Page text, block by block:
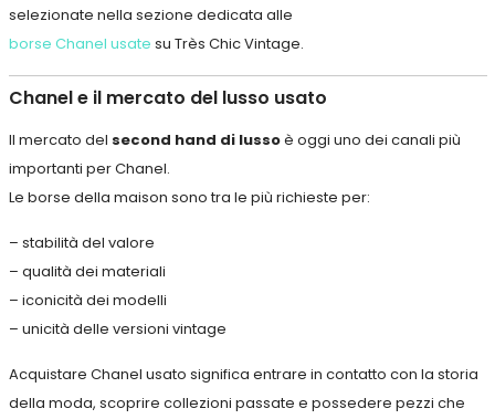
selezionate nella sezione dedicata alle
borse Chanel usate su Très Chic Vintage.
Chanel e il mercato del lusso usato
Il mercato del second hand di lussoè oggi uno dei canali più
importanti per Chanel.
Le borse della maison sono tra le più richieste per:
– stabilità del valore
– qualità dei materiali
– iconicità dei modelli
– unicità delle versioni vintage
Acquistare Chanel usato significa entrare in contatto con la storia
della moda, scoprire collezioni passate e possedere pezzi che